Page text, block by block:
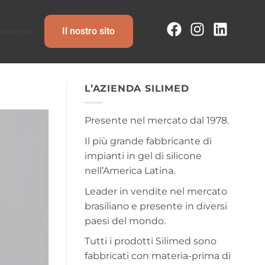
Il nostro sito
L’AZIENDA SILIMED
Presente nel mercato dal 1978.
Il più grande fabbricante di
impianti in gel di silicone
nell’America Latina.
Leader in vendite nel mercato
brasiliano e presente in diversi
paesi del mondo.
Tutti i prodotti Silimed sono
fabbricati con materia-prima di